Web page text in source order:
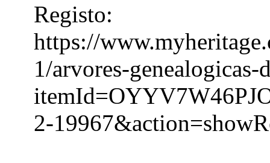
Registo:
https://
1/arvores-genealogicas-
2-